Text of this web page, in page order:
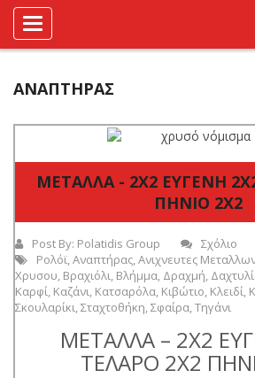
Toggle
navigation
ΑΝΑΠΤΉΡΑΣ
ΜΕΤΑΛΛΑ - 2Χ2 ΕΥΓΕΝΗ
ΠΗΝΙΟ 2Χ2
Post By: Polatidis Group
Σχόλιο
Ρολόϊ,Αναπτήρας,Ανιχνευτες
Χρυσου, Βραχιόλι, Βλήμμα, Δραχμή,
Καρφί, Καζάνι, Κατσαρόλα, Κιβώτιο, Κλειδί,
Σκουλαρίκι,Σταχτοθήκη,Σφαίρα,Τηγάνι
ΜΕΤΑΛΛΑ – 2Χ2
ΤΕΛΑΡΟ 2Χ2